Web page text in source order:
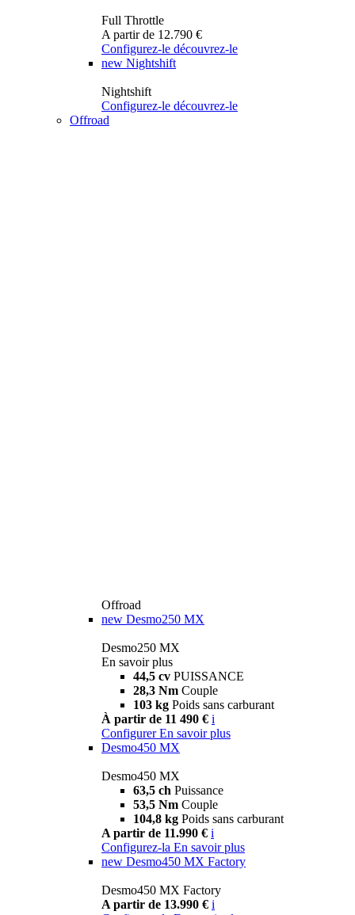
Full Throttle
A partir de 12.790 €
Configurez-le découvrez-le
new Nightshift
Nightshift
Configurez-le découvrez-le
Offroad
Offroad
new Desmo250 MX
Desmo250 MX
En savoir plus
44,5 cv PUISSANCE
28,3 Nm Couple
103 kg Poids sans carburant
À partir de 11 490 € i
Configurer En savoir plus
Desmo450 MX
Desmo450 MX
63,5 ch Puissance
53,5 Nm Couple
104,8 kg Poids sans carburant
A partir de 11.990 € i
Configurez-la En savoir plus
new Desmo450 MX Factory
Desmo450 MX Factory
A partir de 13.990 € i